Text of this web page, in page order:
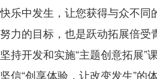
快乐中发生，让您获得与众不同
努力的目标，也是跃动拓展倍受
坚持开发和实施“主题创意拓展”
坚信“创享体验，让改变发生”的